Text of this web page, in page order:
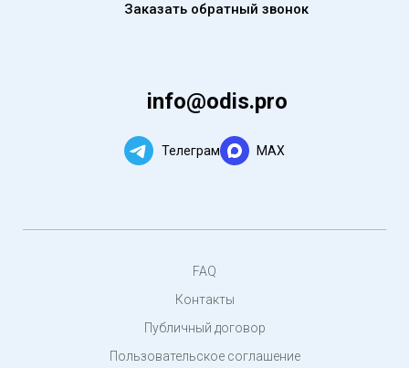
Заказать обратный звонок
info@odis.pro
Телеграм MAX
FAQ
Контакты
Публичный договор
Пользовательское соглашение